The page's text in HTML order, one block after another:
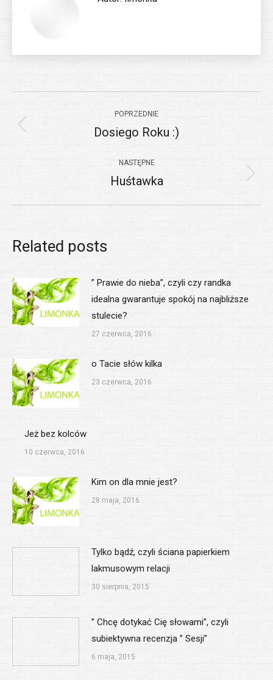
wpisów
POPRZEDNIE
Poprzedni
Dosiego Roku :)
NASTĘPNE
Następny
Huśtawka
Related posts
” Prawie do nieba”, czyli czy randka
idealna gwarantuje spokój na najbliższe
stulecie?
27 czerwca, 2016
o Tacie słów kilka
23 czerwca, 2016
Jeż bez kolców
10 czerwca, 2016
Kim on dla mnie jest?
28 maja, 2016
Tylko bądź, czyli ściana papierkiem
lakmusowym relacji
30 sierpnia, 2015
” Chcę dotykać Cię słowami”, czyli
subiektywna recenzja ” Sesji”
6 maja, 2015